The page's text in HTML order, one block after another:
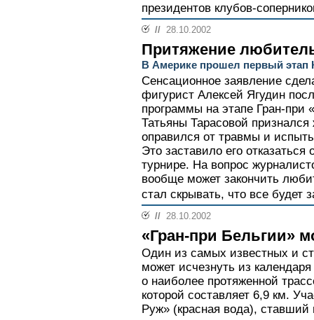
президентов клубов-
// 28.10.2002
Притяжение
В Америке прошел первый этап
Сенсационное заявление
фигурист Алексей Ягудин
программы на этапе Гран-при
Татьяны Тарасовой
оправился от травмы и
Это заставило его
турнире. На вопрос
вообще может закончить
стал скрывать, что все будет
// 28.10.2002
«Гран-при Бельгии»
Один из самых известных и
может исчезнуть из
о наиболее протяженной
которой составляет 6,9 км.
Руж» (красная вода),